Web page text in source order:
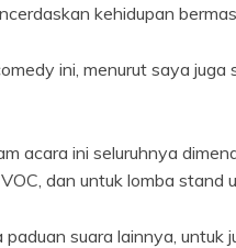
kehidupan
ini, menurut saya
acara ini seluruhnya
dan untuk lomba stand
suara lainnya, untuk